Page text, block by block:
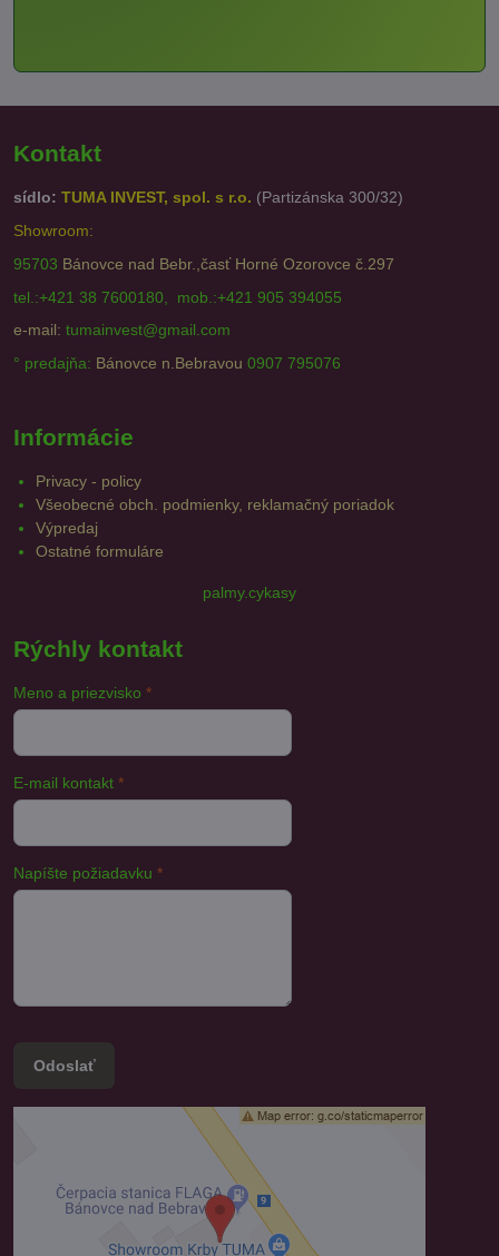
Kontakt
sídlo: TUMA INVEST, spol. s r.o. (Partizánska 300/32)
Showroom:
95703 Bánovce nad Bebr.,časť Horné Ozorovce č.297
tel.:+421 38 7600180, mob.:+421 905 394055
e-mail: tumainvest@gmail.com
° predajňa: Bánovce n.Bebravou 0907 795076
Informácie
Privacy - policy
Všeobecné obch. podmienky, reklamačný poriadok
Výpredaj
Ostatné formuláre
palmy.cykasy
Rýchly kontakt
Meno a priezvisko *
E-mail kontakt *
Napíšte požiadavku *
Odoslať